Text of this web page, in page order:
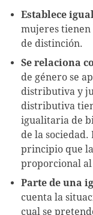
Establece
mujeres tienen
de distinción.
Se relaciona
de género se
distributiva y
distributiva
igualitaria de
de la
principio que
proporcional al
Parte de una
cuenta la
cual se